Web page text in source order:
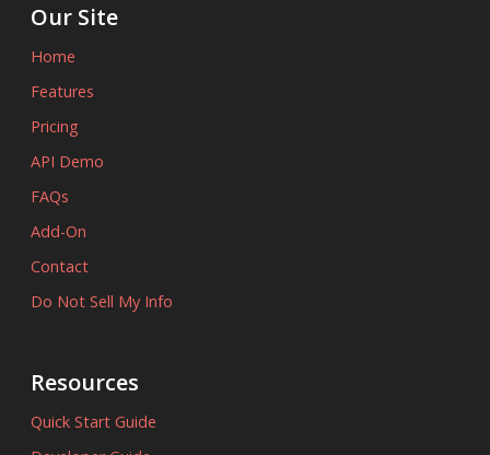
Our Site
Home
Features
Pricing
API Demo
FAQs
Add-On
Contact
Do Not Sell My Info
Resources
Quick Start Guide